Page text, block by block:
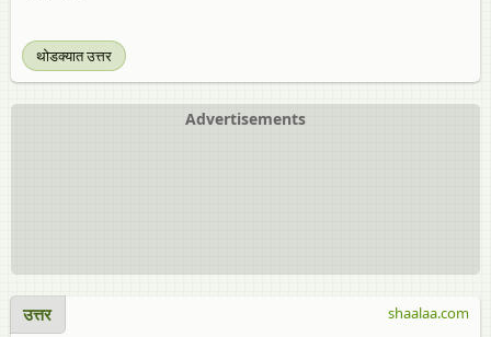
थोडक्यात उत्तर
Advertisements
उत्तर shaalaa.com